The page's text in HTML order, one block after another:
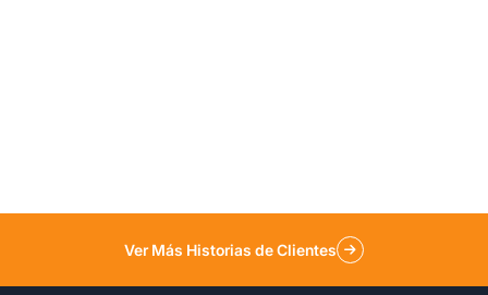
Ver Más Historias de Clientes